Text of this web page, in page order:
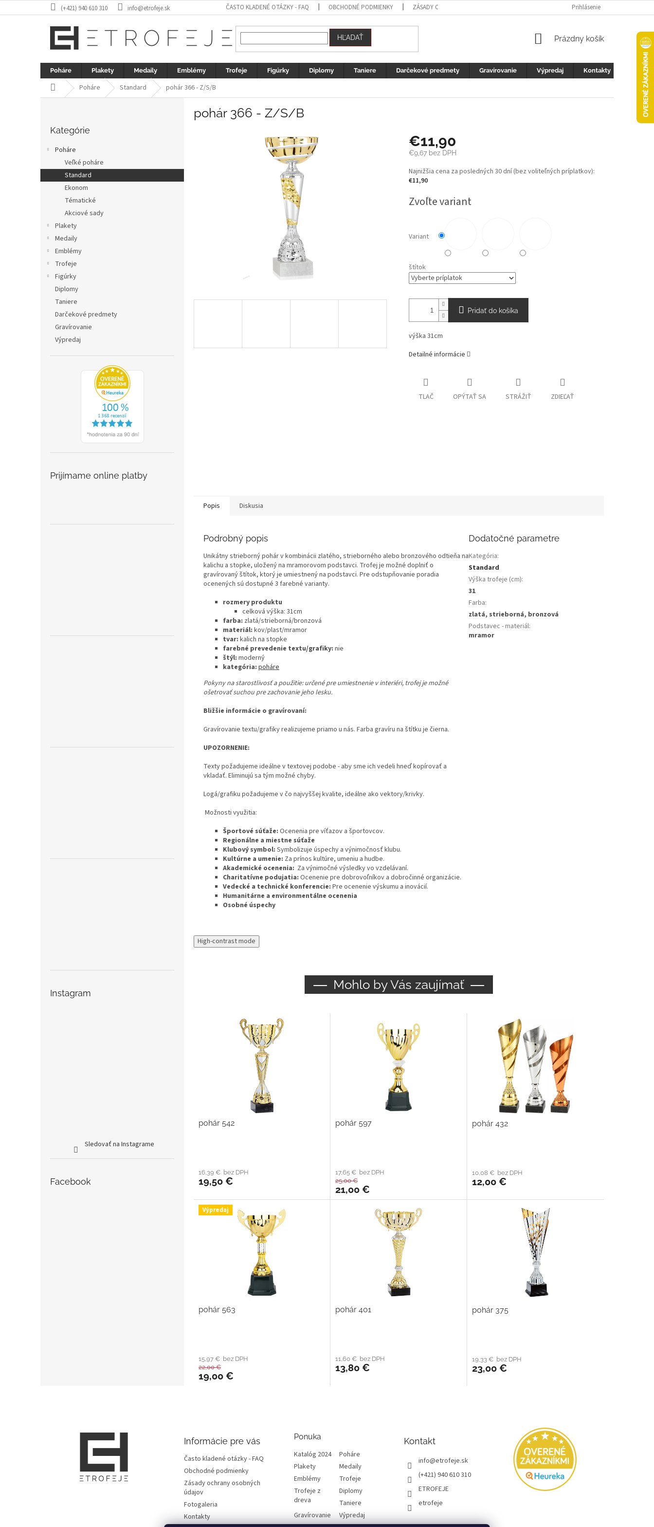
na
(+421) 940 610 310 info@etrofeje.sk ČASTO KLADENÉ OTÁZKY - FAQ OBCHODNÉ PODMIENKY ZÁSADY OCHRANY OSOBNÝCH ÚDAJOV FOTOGALERIA KONTAKTY
Prihlásenie
HĽADAŤ
NÁKUPNÝ
Prázdny košík
Poháre Plakety Medaily Emblémy Trofeje Figúrky Diplomy Taniere Darčekové predmety Gravírovanie Výpredaj Kontakty
DomovPoháre Standard pohár 366 - Z/S/B
a
kategórie
Kategórie
Poháre
Veľké poháre
Standard
Ekonom
Tématické
Akciové sady
Plakety
Medaily
Emblémy
Trofeje
Figúrky
Diplomy
Taniere
Darčekové predmety
Gravírovanie
Výpredaj
Prijímame online platby
Instagram
Sledovať na Instagrame
Facebook
pohár 366 - Z/S/B
€11,90
€9,67bez DPH
Jednotková
cena:
Najnižšia cena za posledných 30 dní (bez voliteľných príplatkov):
€11,90
Zvoľte variant
Variant
štítok
Pridať do košíka
výška 31cm
Detailné informácie
TLAČ OPÝTAŤ SA STRÁŽIŤ ZDIEĽAŤ
Popis Diskusia
Podrobný popis
Unikátny strieborný pohár v kombinácii zlatého, strieborného alebo bronzového odtieňa na
kalichu a stopke, uložený na mramorovom podstavci. Trofej je možné doplniť o
gravírovaný štítok, ktorý je umiestnený na podstavci. Pre odstupňovanie poradia
ocenených sú dostupné 3 farebné varianty.
rozmery produktu
celková výška: 31cm
farba: zlatá/strieborná/bronzová
materiál: kov/plast/mramor
tvar: kalich na stopke
farebné prevedenie textu/grafiky: nie
štýl: moderný
kategória: poháre
Pokyny na starostlivosť a použitie: určené pre umiestnenie v interiéri, trofej je možné
ošetrovať suchou pre zachovanie jeho lesku.
Bližšie informácie o gravírovaní:
Gravírovanie textu/grafiky realizujeme priamo u nás. Farba gravíru na štítku je čierna.
UPOZORNENIE:
Texty požadujeme ideálne v textovej podobe - aby sme ich vedeli hneď kopírovať a
vkladať. Eliminujú sa tým možné chyby.
Logá/grafiku požadujeme v čo najvyššej kvalite, ideálne ako vektory/krivky.
Možnosti využitia:
Športové súťaže: Ocenenia pre víťazov a športovcov.
Regionálne a miestne súťaže
Klubový symbol: Symbolizuje úspechy a výnimočnosť klubu.
Kultúrne a umenie: Za prínos kultúre, umeniu a hudbe.
Akademické ocenenia: Za výnimočné výsledky vo vzdelávaní.
Charitatívne podujatia: Ocenenie pre dobrovoľníkov a dobročinné organizácie.
Vedecké a technické konferencie: Pre ocenenie výskumu a inovácií.
Humanitárne a environmentálne ocenenia
Osobné úspechy
Dodatočné parametre
Kategória:
Standard
Výška trofeje (cm):
31
Farba:
zlatá, strieborná, bronzová
Podstavec - materiál:
mramor
High-contrast mode
Mohlo by Vás zaujímať
pohár 542
16,39 € bez DPH
19,50 €
pohár 597
17,65 € bez DPH
25,00 €
21,00 €
pohár 432
10,08 € bez DPH
12,00 €
Výpredaj
pohár 563
15,97 € bez DPH
22,00 €
19,00 €
pohár 401
11,60 € bez DPH
13,80 €
pohár 375
19,33 € bez DPH
23,00 €
Informácie pre vás
Často kladené otázky - FAQ
Obchodné podmienky
Zásady ochrany osobných
údajov
Fotogaleria
Kontakty
Ponuka
Katalóg 2024
Poháre
Plakety
Medaily
Emblémy
Trofeje
Trofeje z
dreva
Diplomy
Taniere
Výpredaj
Gravírovanie
Kontakt
info@etrofeje.sk
(+421) 940 610 310
ETROFEJE
etrofeje